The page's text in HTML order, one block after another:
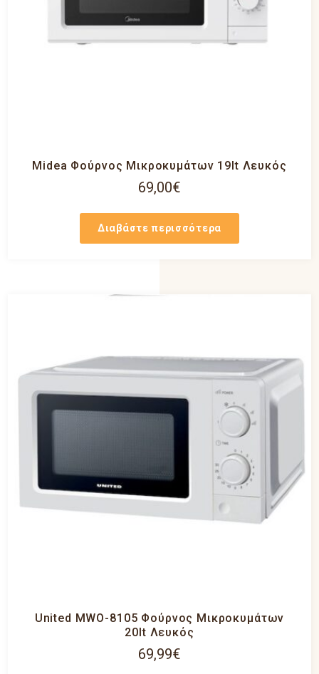
Midea Φούρνος Μικροκυμάτων 19lt Λευκός
69,00€
Διαβάστε περισσότερα
United MWO-8105 Φούρνος Μικροκυμάτων
20lt Λευκός
69,99€